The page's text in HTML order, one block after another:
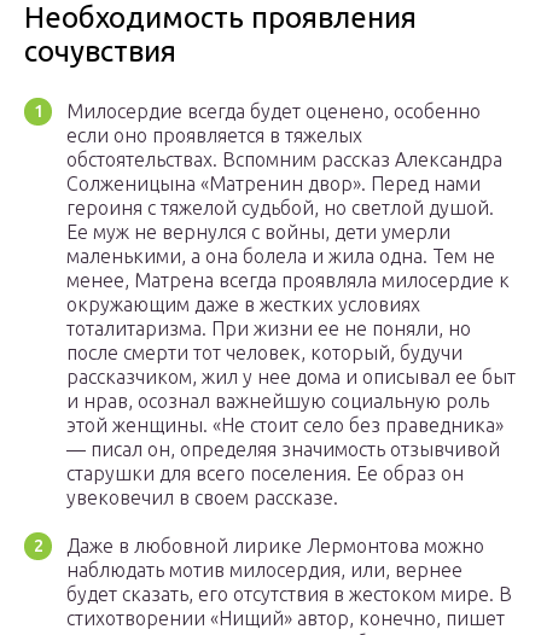
Необходимость проявления
сочувствия
Милосердие всегда будет оценено, особенно
если оно проявляется в тяжелых
обстоятельствах. Вспомним рассказ Александра
Солженицына «Матренин двор». Перед нами
героиня с тяжелой судьбой, но светлой душой.
Ее муж не вернулся с войны, дети умерли
маленькими, а она болела и жила одна. Тем не
менее, Матрена всегда проявляла милосердие к
окружающим даже в жестких условиях
тоталитаризма. При жизни ее не поняли, но
после смерти тот человек, который, будучи
рассказчиком, жил у нее дома и описывал ее быт
и нрав, осознал важнейшую социальную роль
этой женщины. «Не стоит село без праведника»
— писал он, определяя значимость отзывчивой
старушки для всего поселения. Ее образ он
увековечил в своем рассказе.
Даже в любовной лирике Лермонтова можно
наблюдать мотив милосердия, или, вернее
будет сказать, его отсутствия в жестоком мире. В
стихотворении «Нищий» автор, конечно, пишет